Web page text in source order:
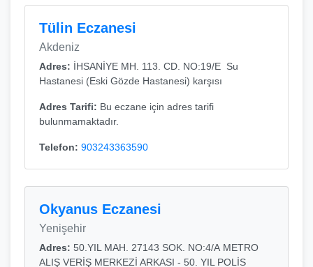
Tülin Eczanesi
Akdeniz
Adres: İHSANİYE MH. 113. CD. NO:19/E Su
Hastanesi (Eski Gözde Hastanesi) karşısı
Adres Tarifi: Bu eczane için adres tarifi
bulunmamaktadır.
Telefon: 903243363590
Okyanus Eczanesi
Yenişehir
Adres: 50.YIL MAH. 27143 SOK. NO:4/A METRO
ALIŞ VERİŞ MERKEZİ ARKASI - 50. YIL POLİS